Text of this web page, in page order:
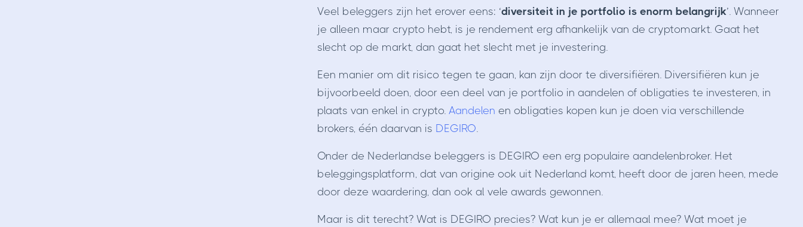
Veel beleggers zijn het erover eens: ‘diversiteit in je portfolio is enorm belangrijk’. Wanneer
je alleen maar crypto hebt, is je rendement erg afhankelijk van de cryptomarkt. Gaat het
slecht op de markt, dan gaat het slecht met je investering.
Een manier om dit risico tegen te gaan, kan zijn door te diversifiëren. Diversifiëren kun je
bijvoorbeeld doen, door een deel van je portfolio in aandelen of obligaties te investeren, in
plaats van enkel in crypto. Aandelen en obligaties kopen kun je doen via verschillende
brokers, één daarvan is DEGIRO.
Onder de Nederlandse beleggers is DEGIRO een erg populaire aandelenbroker. Het
beleggingsplatform, dat van origine ook uit Nederland komt, heeft door de jaren heen, mede
door deze waardering, dan ook al vele awards gewonnen.
Maar is dit terecht? Wat is DEGIRO precies? Wat kun je er allemaal mee? Wat moet je